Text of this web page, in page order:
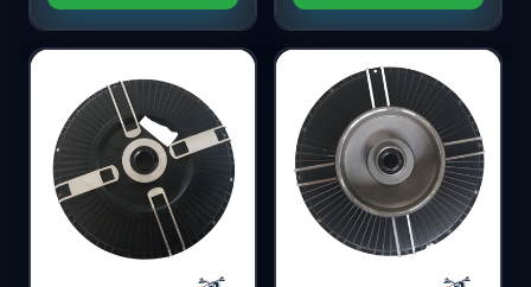
Favori
Karşılaştır
Favori
Karşılaştır